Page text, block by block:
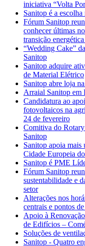
iniciativa “Volta
Sanitop é a
Fórum Sanitop
conhecer últimas
transição
“Wedding Cake”
Sanitop
Sanitop adquire
de Material Elétrico
Sanitop abre loja
Arraial Sanitop em
Candidatura ao
fotovoltaicos na
24 de fevereiro
Comitiva do
Sanitop
Sanitop apoia
Cidade Europeia
Sanitop é PME
Fórum Sanitop
sustentabilidade e
setor
Alterações nos
centrais e pontos
Apoio à
de Edifícios –
Soluções de
Sanitop - Quatro